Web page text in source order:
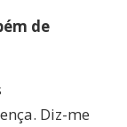
de
Diz-me